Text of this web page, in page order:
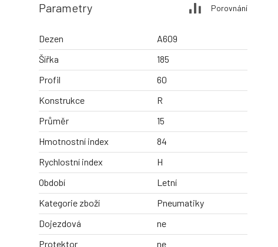
Parametry Porovnání
Dezen
A609
Šířka
185
Profil
60
Konstrukce
R
Průměr
15
Hmotnostní index
84
Rychlostní index
H
Období
Letní
Kategorie zboží
Pneumatiky
Dojezdová
ne
Protektor
ne